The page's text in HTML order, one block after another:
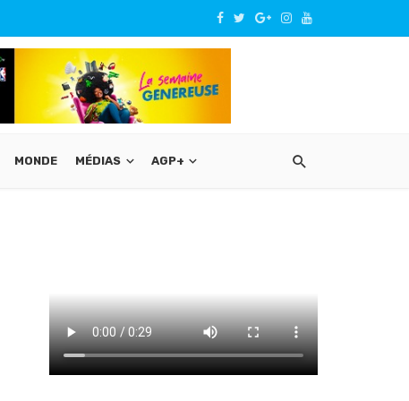
MONDE MÉDIAS AGP+